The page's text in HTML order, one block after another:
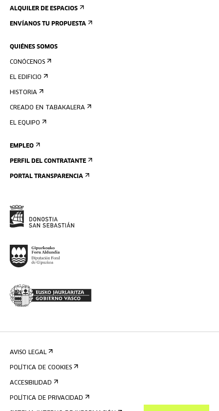
ALQUILER DE ESPACIOS
ENVÍANOS TU PROPUESTA
QUIÉNES SOMOS
CONÓCENOS
EL EDIFICIO
HISTORIA
CREADO EN TABAKALERA
EL EQUIPO
EMPLEO
PERFIL DEL CONTRATANTE
PORTAL TRANSPARENCIA
AVISO LEGAL
POLÍTICA DE COOKIES
ACCESIBILIDAD
POLÍTICA DE PRIVACIDAD